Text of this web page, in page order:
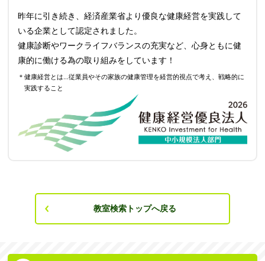
昨年に引き続き、経済産業省より優良な健康経営を実践して
いる企業として認定されました。
健康診断やワークライフバランスの充実など、心身ともに健
康的に働ける為の取り組みをしています！
＊健康経営とは...従業員やその家族の健康管理を経営的視点で考え、戦略的に
実践すること
教室検索トップへ戻る